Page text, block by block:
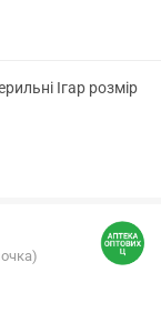
Ігар розмір